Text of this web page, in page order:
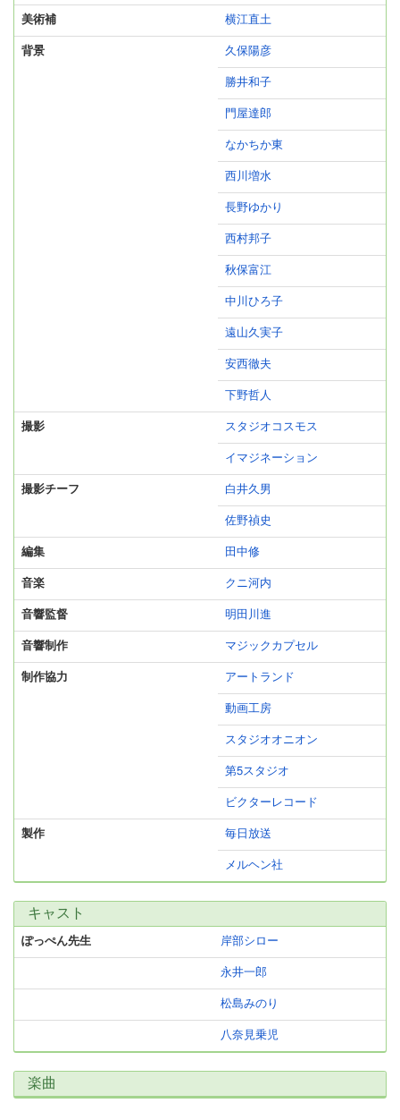
美術補 横江直土
背景 久保陽彦
勝井和子
門屋達郎
なかちか東
西川増水
長野ゆかり
西村邦子
秋保富江
中川ひろ子
遠山久実子
安西徹夫
下野哲人
撮影 スタジオコスモス
イマジネーション
撮影チーフ 白井久男
佐野禎史
編集 田中修
音楽 クニ河内
音響監督 明田川進
音響制作 マジックカプセル
制作協力 アートランド
動画工房
スタジオオニオン
第5スタジオ
ビクターレコード
製作 毎日放送
メルヘン社
キャスト
ぽっぺん先生 岸部シロー
永井一郎
松島みのり
八奈見乗児
楽曲